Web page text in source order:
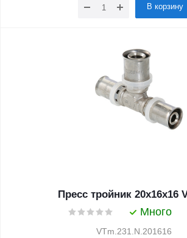
В корзину
Пресс тройник 20х16х16
Много
VTm.231.N.201616